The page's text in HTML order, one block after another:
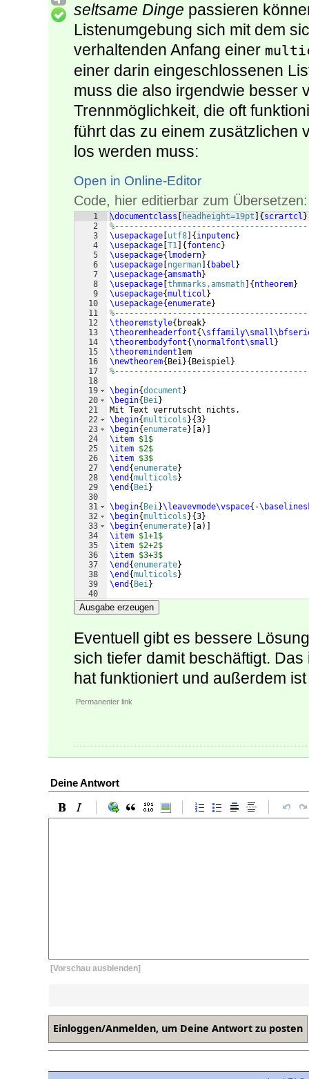
seltsame Dinge passieren
Listenumgebung sich mit dem
verhaltenden Anfang einer
einer darin eingeschlossenen
muss die also irgendwie besser
Trennmöglichkeit, die oft
führt das zu einem zusätzlichen
los werden muss:
Open in Online-Editor
Code, hier editierbar zum Übersetzen:
1
2
3
4
5
6
7
8
9
10
11
12
13
14
15
16
17
18
19
20
21
22
23
24
25
26
27
28
29
30
31
32
33
34
35
36
37
38
39
40
41
\documentclass headheight=19pt { scrartcl }
\usepackage utf8 { inputenc}
\usepackage T1 { fontenc}
\usepackage{ lmodern}
\usepackage ngerman { babel }
\usepackage{amsmath}
\usepackage thmmarks,amsmath { ntheorem}
\usepackage{multicol }
\usepackage{enumerate}
\theoremstyle{ break}
\theoremheaderfont{
\theorembodyfont{\normalfont\small }
\theoremindent1em
\newtheorem{ Bei}{ Beispiel }
\begin{document }
\begin{ Bei}
Mit Text verrutscht nichts.
\begin{multicols }{3}
\begin{enumerate} a)]
\item $1$
\item $2$
\item $3$
\end {enumerate}
\end {multicols }
\end { Bei}
\begin{ Bei}\leavevmode\vspace{ -
\begin{multicols }{3}
\begin{enumerate} a)]
\item $1+1$
\item $2+2$
\item $3+3$
\end {enumerate}
\end {multicols }
\end { Bei}
\end{document
Ausgabe erzeugen
Eventuell gibt es bessere
sich tiefer damit beschäftigt.
hat funktioniert und außerdem
Permanenter link
Deine Antwort
[Vorschau ausblenden]